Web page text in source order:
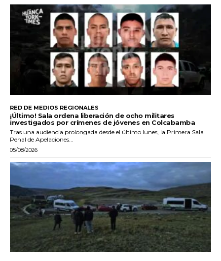
RED DE MEDIOS REGIONALES
¡Último! Sala ordena liberación de ocho militares
investigados por crímenes de jóvenes en Colcabamba
Tras una audiencia prolongada desde el último lunes, la Primera Sala
Penal de Apelaciones...
05/08/2026